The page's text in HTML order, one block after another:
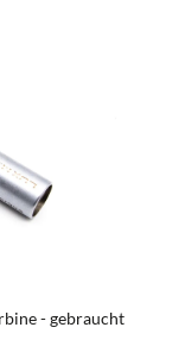
- gebraucht